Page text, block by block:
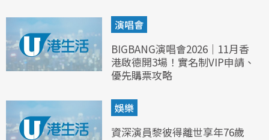
演唱會
BIGBANG演唱會2026｜11月香
港啟德開3場！實名制VIP申請、
優先購票攻略
娛樂
資深演員黎彼得離世享年76歲